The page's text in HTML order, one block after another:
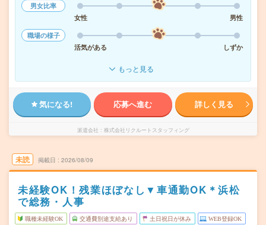
男女比率
女性
男性
職場の様子
活気がある
しずか
もっと見る
気になる! 応募へ進む 詳しく見る
派遣会社 株式会社リクルートスタッフィング
未読 掲載日 2026/08/09
未経験OK！残業ほぼなし▼車通勤OK＊浜松
で総務・人事
職種未経験OK 交通費別途支給あり 土日祝日が休み WEB登録OK